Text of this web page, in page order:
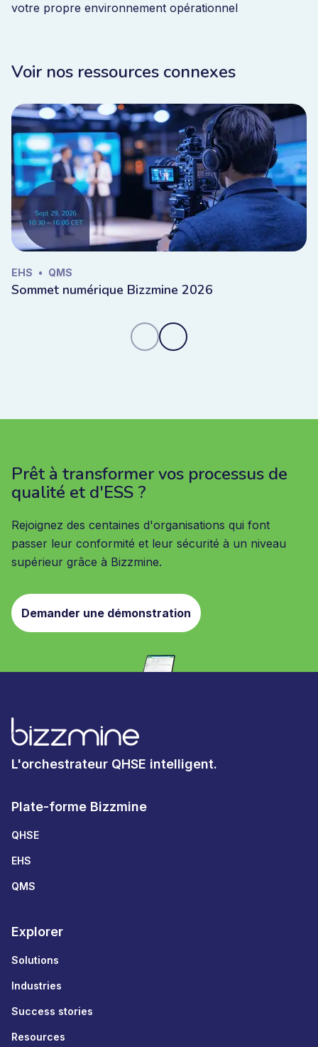
votre propre environnement opérationnel
Voir nos ressources connexes
EHS • QMS
Sommet numérique Bizzmine 2026
Prêt à transformer vos processus de
qualité et d'ESS ?
Rejoignez des centaines d'organisations qui font
passer leur conformité et leur sécurité à un niveau
supérieur grâce à Bizzmine.
Demander une démonstration
L'orchestrateur QHSE intelligent.
Plate-forme Bizzmine
QHSE
EHS
QMS
Explorer
Solutions
Industries
Success stories
Resources